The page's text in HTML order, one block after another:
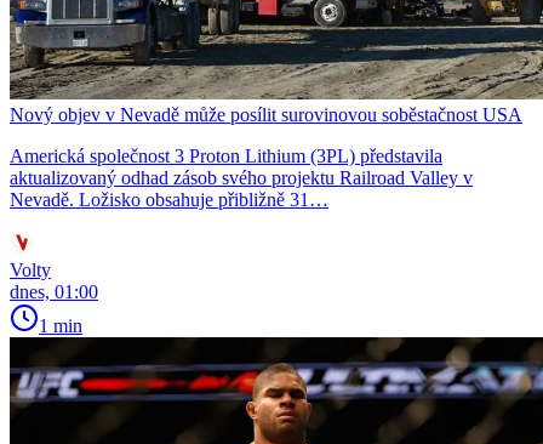
Nový objev v Nevadě může posílit surovinovou soběstačnost USA
Americká společnost 3 Proton Lithium (3PL) představila
aktualizovaný odhad zásob svého projektu Railroad Valley v
Nevadě. Ložisko obsahuje přibližně 31…
Volty
dnes, 01:00
1 min